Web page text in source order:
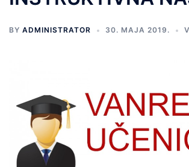
BY ADMINISTRATOR 30. MAJA 2019.